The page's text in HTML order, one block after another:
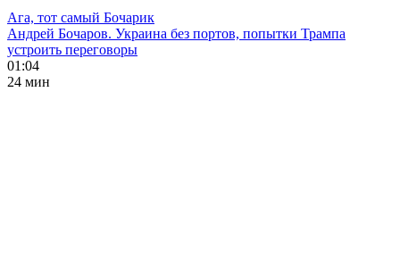
Ага, тот самый Бочарик
Андрей Бочаров. Украина без портов, попытки Трампа
устроить переговоры
01:04
24 мин